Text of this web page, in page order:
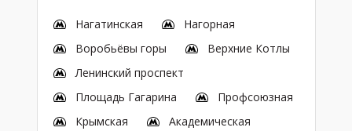
Нагатинская
Нагорная
Воробьёвы горы
Верхние Котлы
Ленинский проспект
Площадь Гагарина
Профсоюзная
Крымская
Академическая